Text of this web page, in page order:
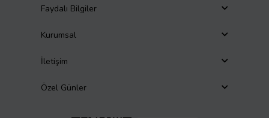
Faydalı Bilgiler
Kurumsal
İletişim
Özel Günler